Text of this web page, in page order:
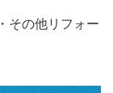
その他リフォー